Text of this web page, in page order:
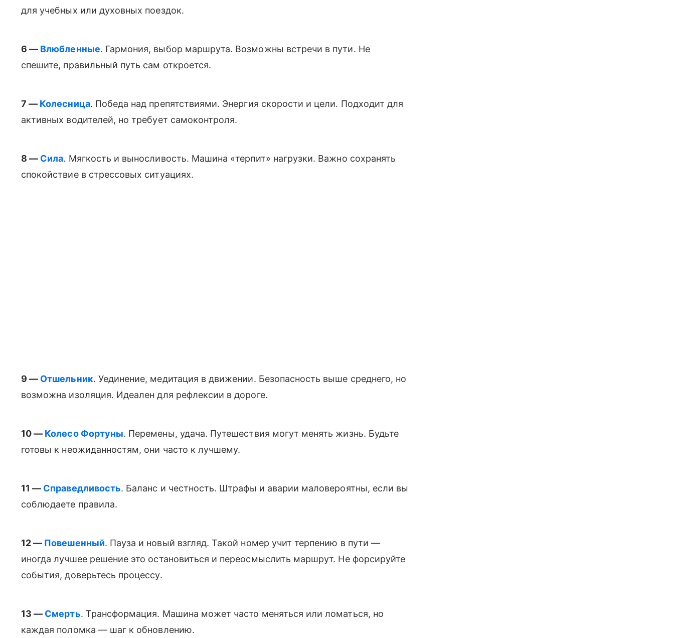
для учебных или духовных поездок.
6 — Влюбленные. Гармония, выбор маршрута. Возможны встречи в пути. Не
спешите, правильный путь сам откроется.
7 — Колесница. Победа над препятствиями. Энергия скорости и цели. Подходит для
активных водителей, но требует самоконтроля.
8 — Сила. Мягкость и выносливость. Машина «терпит» нагрузки. Важно сохранять
спокойствие в стрессовых ситуациях.
9 — Отшельник. Уединение, медитация в движении. Безопасность выше среднего, но
возможна изоляция. Идеален для рефлексии в дороге.
10 — Колесо Фортуны. Перемены, удача. Путешествия могут менять жизнь. Будьте
готовы к неожиданностям, они часто к лучшему.
11 — Справедливость. Баланс и честность. Штрафы и аварии маловероятны, если вы
соблюдаете правила.
12 — Повешенный. Пауза и новый взгляд. Такой номер учит терпению в пути —
иногда лучшее решение это остановиться и переосмыслить маршрут. Не форсируйте
события, доверьтесь процессу.
13 — Смерть. Трансформация. Машина может часто меняться или ломаться, но
каждая поломка — шаг к обновлению.